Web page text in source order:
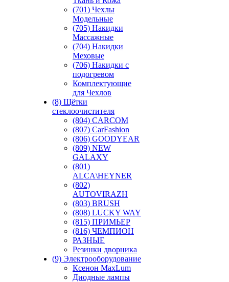
(701) Чехлы
Модельные
(705) Накидки
Массажные
(704) Накидки
Меховые
(706) Накидки с
подогревом
Комплектующие
для Чехлов
(8) Щётки
стеклоочистителя
(804) CARCOM
(807) CarFashion
(806) GOODYEAR
(809) NEW
GALAXY
(801)
ALCA\HEYNER
(802)
AUTOVIRAZH
(803) BRUSH
(808) LUCKY WAY
(815) ПРИМЬЕР
(816) ЧЕМПИОН
РАЗНЫЕ
Резинки дворника
(9) Электрооборудование
Ксенон MaxLum
Диодные лампы